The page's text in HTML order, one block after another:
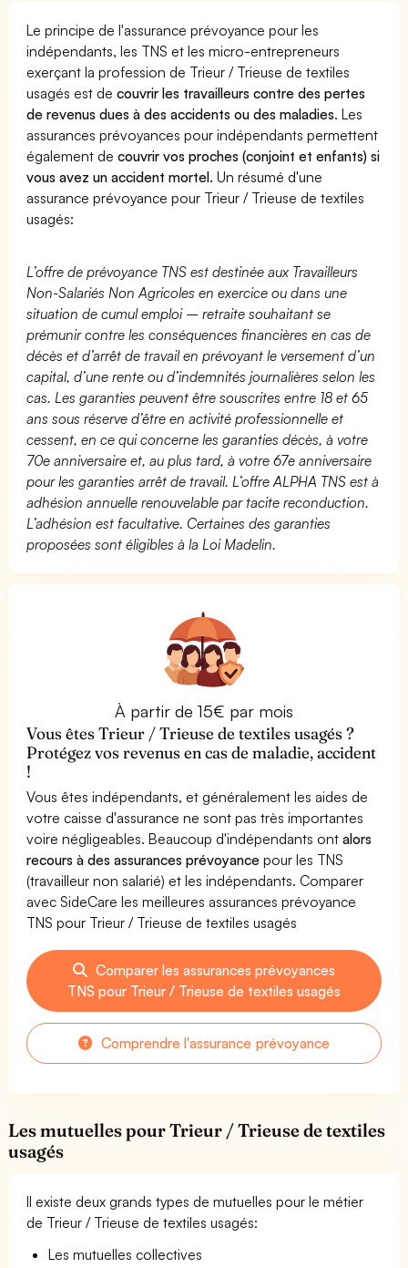
Le principe de l'assurance prévoyance pour les
indépendants, les TNS et les micro-entrepreneurs
exerçant la profession de Trieur / Trieuse de textiles
usagés est decouvrir les travailleurs contre des pertes
de revenus dues à des accidents ou des maladies. Les
assurances prévoyances pour indépendants permettent
également decouvrir vos proches (conjoint et enfants) si
vous avez un accident mortel. Un résumé d'une
assurance prévoyance pour Trieur / Trieuse de textiles
usagés:
L’offre de prévoyance TNS est destinée aux Travailleurs
Non-Salariés Non Agricoles en exercice ou dans une
situation de cumul emploi – retraite souhaitant se
prémunir contre les conséquences financières en cas de
décès et d’arrêt de travail en prévoyant le versement d’un
capital, d’une rente ou d’indemnités journalières selon les
cas. Les garanties peuvent être souscrites entre 18 et 65
ans sous réserve d’être en activité professionnelle et
cessent, en ce qui concerne les garanties décès, à votre
70e anniversaire et, au plus tard, à votre 67e anniversaire
pour les garanties arrêt de travail. L’offre ALPHA TNS est à
adhésion annuelle renouvelable par tacite reconduction.
L’adhésion est facultative. Certaines des garanties
proposées sont éligibles à la Loi Madelin.
À partir de 15€ par mois
Vous êtes Trieur / Trieuse de textiles usagés ?
Protégez vos revenus en cas de maladie, accident
!
Vous êtes indépendants, et généralement les aides de
votre caisse d'assurance ne sont pas très importantes
voire négligeables. Beaucoup d'indépendants ontalors
recours à des assurances prévoyance pour les TNS
(travailleur non salarié) et les indépendants. Comparer
avec SideCare les meilleures assurances prévoyance
TNS pour Trieur / Trieuse de textiles usagés
Comparer les assurances prévoyances
TNS pour Trieur / Trieuse de textiles usagés
Comprendre l'assurance prévoyance
Les mutuelles pour Trieur / Trieuse de textiles
usagés
Il existe deux grands types de mutuelles pour le métier
de Trieur / Trieuse de textiles usagés:
Les mutuelles collectives